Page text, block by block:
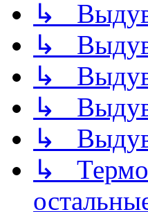
↳
↳
↳ Выдув
↳ Выдув
↳
↳